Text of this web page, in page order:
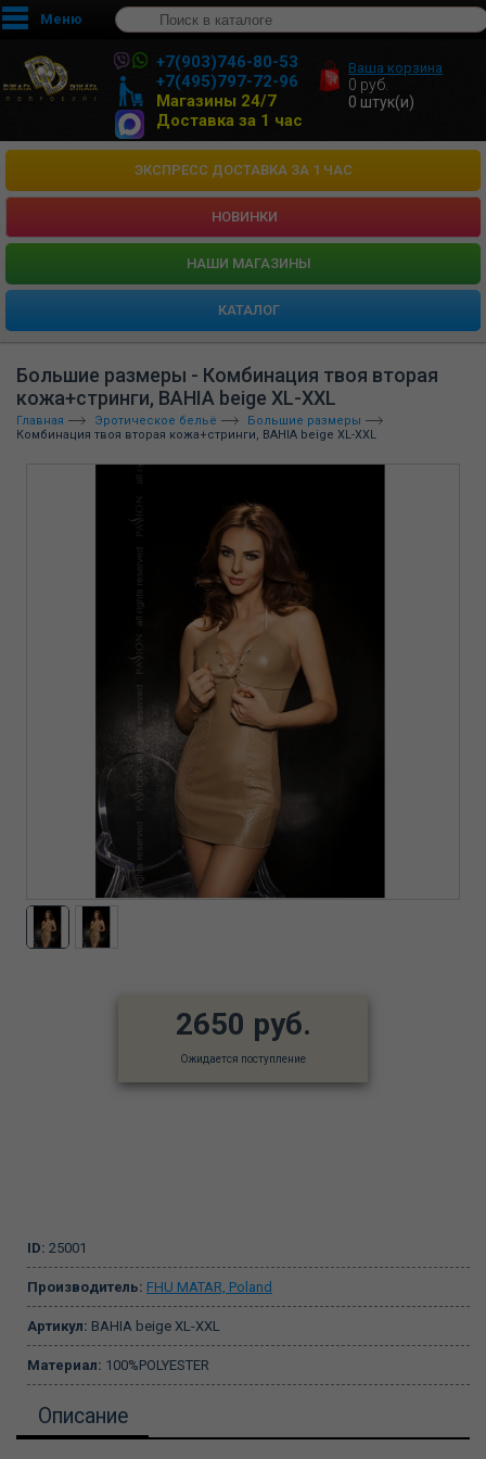
Меню
+7(903)746-80-53
+7(495)797-72-96
Магазины 24/7
Доставка за 1 час
Ваша корзина
0 руб.
0 штук(и)
ЭКСПРЕСС ДОСТАВКА ЗА 1 ЧАС
НОВИНКИ
HАШИ МАГАЗИНЫ
КАТАЛОГ
Большие размеры - Комбинация твоя вторая
кожа+стринги, BAHIA beige XL-XXL
Главная Эротическое бельё
Большие размеры
Комбинация твоя вторая кожа+стринги, BAHIA beige XL-XXL
2650 руб.
Ожидается поступление
ID: 25001
Производитель: FHU MATAR, Poland
Артикул: BAHIA beige XL-XXL
Материал: 100%POLYESTER
Описание